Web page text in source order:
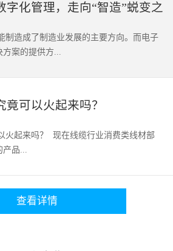
字化管理，走向“智造”蜕变之
制造成了制造业发展的主要方向。而电子
案的提供方...
竟可以火起来吗？
火起来吗？ 现在线缆行业消费类线材部
品...
查看详情